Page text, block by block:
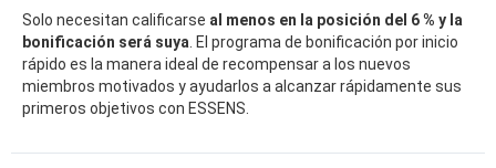
Solo necesitan calificarse al menos en la posición del 6 % y la
bonificación será suya . El programa de bonificación por inicio
rápido es la manera ideal de recompensar a los nuevos
miembros motivados y ayudarlos a alcanzar rápidamente sus
primeros objetivos con ESSENS.